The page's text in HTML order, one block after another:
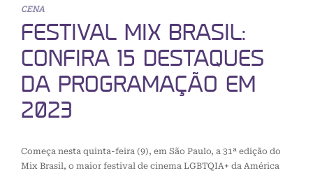
CENA
FESTIVAL MIX BRASIL:
CONFIRA 15 DESTAQUES
DA PROGRAMAÇÃO EM
2023
Começa nesta quinta-feira (9), em São Paulo, a 31ª edição do
Mix Brasil, o maior festival de cinema LGBTQIA+ da América